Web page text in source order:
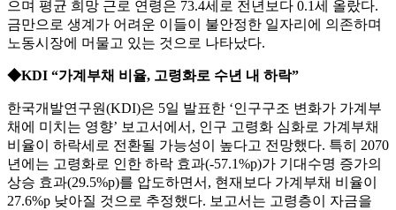
으며 평균 희망 근로 연령은 73.4세로 전년보다 0.1세 올랐다.
금만으로 생계가 어려운 이들이 불안정한 일자리에 의존하며
노동시장에 머물고 있는 것으로 나타났다.
◆KDI “가계부채 비율, 고령화로 수년 내 하락”
한국개발연구원(KDI)은 5일 발표한 ‘인구구조 변화가 가계부
채에 미치는 영향’ 보고서에서, 인구 고령화 심화로 가계부채
비율이 하락세로 전환될 가능성이 높다고 전망했다. 특히 2070
년에는 고령화로 인한 하락 효과(-57.1%p)가 기대수명 증가의
상승 효과(29.5%p)를 압도하면서, 현재보다 가계부채 비율이
27.6%p 낮아질 것으로 추정했다. 보고서는 고령층이 자금을